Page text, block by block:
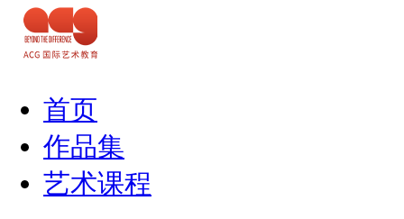
首页
作品集
艺术课程